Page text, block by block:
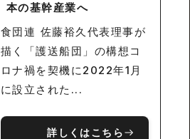
本の基幹産業へ
食団連 佐藤裕久代表理事が
描く「護送船団」の構想コ
ロナ禍を契機に2022年1月
に設立された...
詳しくはこちら